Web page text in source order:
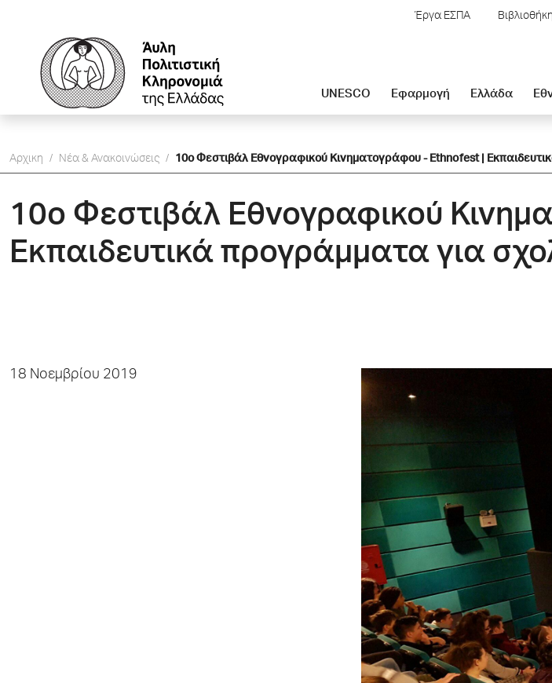
Έργα ΕΣΠΑ Βιβλιοθήκη
UNESCO Εφαρμογή Ελλάδα
Αρχικη / Νέα & Ανακοινώσεις / 10ο Φεστιβάλ Εθνογραφικού Κινηματογράφου - Ethnofest |
10ο Φεστιβάλ Εθνογραφικού
Eκπαιδευτικά προγράμματα για
18 Νοεμβρίου 2019